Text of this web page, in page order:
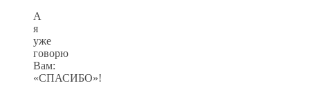
А
я
уже
говорю
Вам:
«СПАСИБО»!